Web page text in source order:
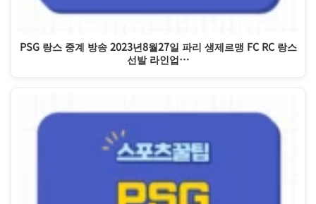
PSG 랑스 중계 방송 2023년8월27일 파리 생제르맹 FC RC 랑스
선발 라인업…